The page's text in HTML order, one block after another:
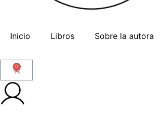
Inicio Libros Sobre la autora
0